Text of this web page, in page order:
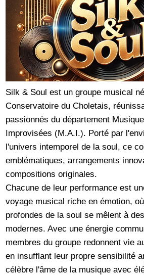
Silk & Soul est un groupe musical
Conservatoire du Choletais,
passionnés du département
Improvisées (M.A.I.). Porté par
l'univers intemporel de la soul, ce
emblématiques, arrangements
compositions originales.
Chacune de leur performance est
voyage musical riche en émotion,
profondes de la soul se mêlent à
modernes. Avec une énergie
membres du groupe redonnent vie
en insufflant leur propre sensibilité
célèbre l'âme de la musique avec